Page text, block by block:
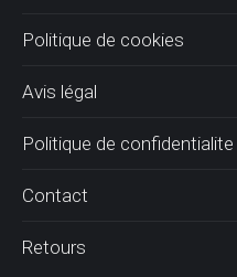
Politique de cookies
Avis légal
Politique de confidentialite
Contact
Retours